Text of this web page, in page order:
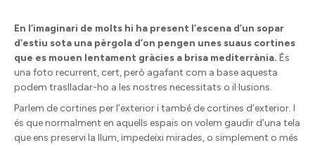
En l’imaginari de molts hi ha present l’escena d’un sopar
d’estiu sota una pèrgola d’on pengen unes suaus cortines
que es mouen lentament gràcies a brisa mediterrània. És
una foto recurrent, cert, però agafant com a base aquesta
podem traslladar-ho a les nostres necessitats o il·lusions.
Parlem de cortines per l’exterior i també de cortines d’exterior. I
és que normalment en aquells espais on volem gaudir d’una tela
que ens preservi la llum, impedeixi mirades, o simplement o més